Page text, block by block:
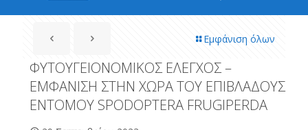
Εμφάνιση όλων
ΦΥΤΟΥΓΕΙΟΝΟΜΙΚΟΣ ΕΛΕΓΧΟΣ –
ΕΜΦΑΝΙΣΗ ΣΤΗΝ ΧΩΡΑ ΤΟΥ ΕΠΙΒΛΑΔΟΥΣ
ΕΝΤΟΜΟΥ SPODOPTERA FRUGIPERDA